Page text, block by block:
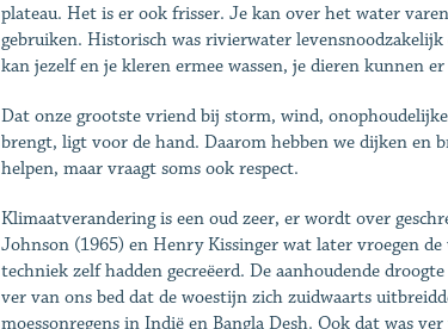
plateau. Het is er ook frisser. Je kan over het water
gebruiken. Historisch was rivierwater
kan jezelf en je kleren ermee wassen, je dieren kunnen
Dat onze grootste vriend bij storm, wind,
brengt, ligt voor de hand. Daarom hebben we dijken en
helpen, maar vraagt soms ook respect.
Klimaatverandering is een oud zeer, er wordt over
Johnson (1965) en Henry Kissinger wat later vroegen
techniek zelf hadden gecreëerd. De aanhoudende
ver van ons bed dat de woestijn zich zuidwaarts
moessonregens in Indië en Bangla Desh. Ook dat was